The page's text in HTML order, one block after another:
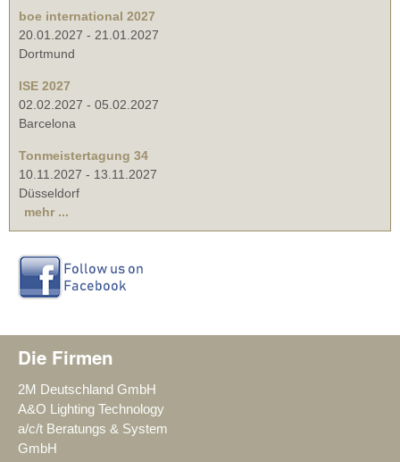
boe international 2027
20.01.2027 - 21.01.2027
Dortmund
ISE 2027
02.02.2027 - 05.02.2027
Barcelona
Tonmeistertagung 34
10.11.2027 - 13.11.2027
Düsseldorf
mehr ...
Die Firmen
2M Deutschland GmbH
A&O Lighting Technology
a/c/t Beratungs & System
GmbH